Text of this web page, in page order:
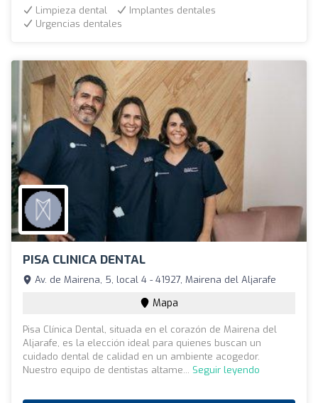
Limpieza dental
Implantes dentales
Urgencias dentales
PISA CLINICA DENTAL
Av. de Mairena, 5, local 4 - 41927, Mairena del Aljarafe
Mapa
Pisa Clínica Dental, situada en el corazón de Mairena del
Aljarafe, es la elección ideal para quienes buscan un
cuidado dental de calidad en un ambiente acogedor.
Nuestro equipo de dentistas altame... Seguir leyendo